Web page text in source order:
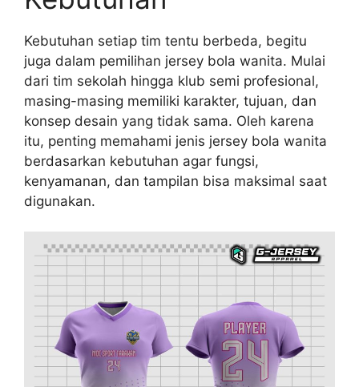
Kebutuhan setiap tim tentu berbeda, begitu
juga dalam pemilihan jersey bola wanita. Mulai
dari tim sekolah hingga klub semi profesional,
masing-masing memiliki karakter, tujuan, dan
konsep desain yang tidak sama. Oleh karena
itu, penting memahami jenis jersey bola wanita
berdasarkan kebutuhan agar fungsi,
kenyamanan, dan tampilan bisa maksimal saat
digunakan.